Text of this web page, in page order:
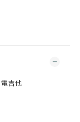
吉他